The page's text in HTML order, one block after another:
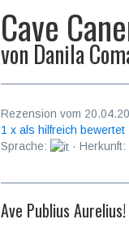
Cave
von Danila
Rezension vom
1 x als hilfreich bewertet
Sprache:
· Herkunft:
Ave Publius Aurelius!